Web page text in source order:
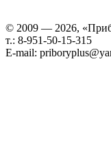
© 2009 — 2026,
т.: 8-951-50-15-315
E-mail: